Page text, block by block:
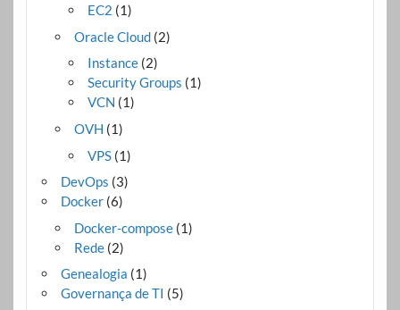
EC2 (1)
Oracle Cloud(2)
Instance (2)
Security Groups (1)
VCN (1)
OVH (1)
VPS (1)
DevOps (3)
Docker(6)
Docker-compose(1)
Rede(2)
Genealogia (1)
Governança de TI (5)